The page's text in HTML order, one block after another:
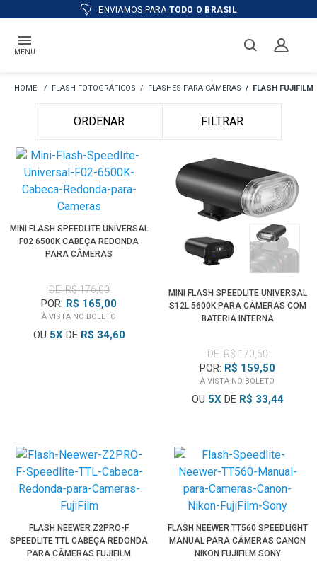
ENVIAMOS PARA TODO O BRASIL
MENU
FLASH FOTOGRÁFICOS FLASHES PARA CÂMERAS FLASH FUJIFILM
ORDENAR FILTRAR
MINI FLASH SPEEDLITE UNIVERSAL
F02 6500K CABEÇA REDONDA
PARA CÂMERAS
DE: R$ 176,00
POR: R$ 165,00
À VISTA NO BOLETO
OU 5XDE R$ 34,60
MINI FLASH SPEEDLITE UNIVERSAL
S12L 5600K PARA CÂMERAS COM
BATERIA INTERNA
DE: R$ 170,50
POR: R$ 159,50
À VISTA NO BOLETO
OU 5XDE R$ 33,44
FLASH NEEWER Z2PRO-F
SPEEDLITE TTL CABEÇA REDONDA
PARA CÂMERAS FUJIFILM
FLASH NEEWER TT560 SPEEDLIGHT
MANUAL PARA CÂMERAS CANON
NIKON FUJIFILM SONY